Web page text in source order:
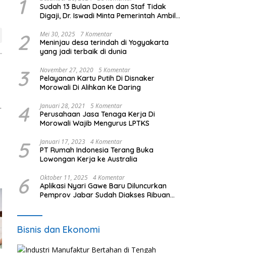
1
Sudah 13 Bulan Dosen dan Staf Tidak
Digaji, Dr. Iswadi Minta Pemerintah Ambil
2 Mei 30, 2025 7 Komentar
Meninjau desa terindah di Yogyakarta
yang jadi terbaik di dunia
3 November 27, 2020 5 Komentar
Pelayanan Kartu Putih Di Disnaker
Morowali Di Alihkan Ke Daring
4 Januari 28, 2021 5 Komentar
Perusahaan Jasa Tenaga Kerja Di
Morowali Wajib Mengurus LPTKS
5 Januari 17, 2023 4 Komentar
PT Rumah Indonesia Terang Buka
Lowongan Kerja ke Australia
6 Oktober 11, 2025 4 Komentar
Aplikasi Nyari Gawe Baru Diluncurkan
Pemprov Jabar Sudah Diakses Ribuan
Bisnis dan Ekonomi